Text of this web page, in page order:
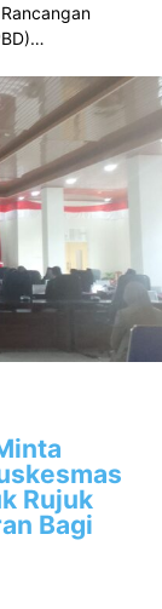
Rujuk
Bagi